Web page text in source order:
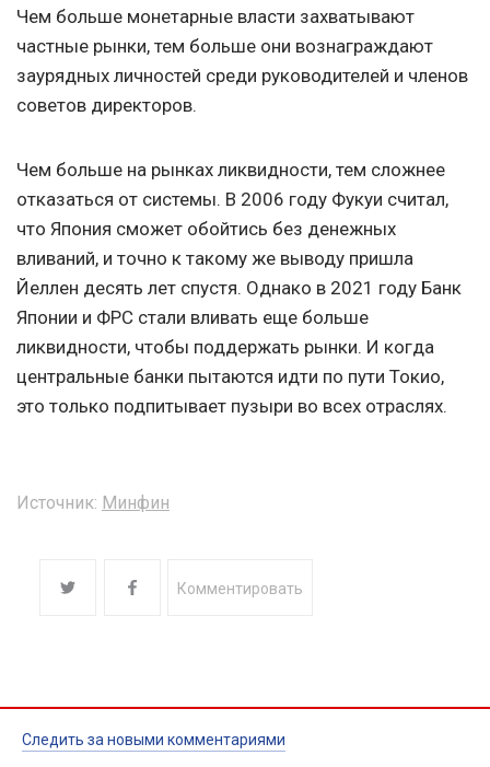
Чем больше монетарные власти захватывают
частные рынки, тем больше они вознаграждают
заурядных личностей среди руководителей и членов
советов директоров.
Чем больше на рынках ликвидности, тем сложнее
отказаться от системы. В 2006 году Фукуи считал,
что Япония сможет обойтись без денежных
вливаний, и точно к такому же выводу пришла
Йеллен десять лет спустя. Однако в 2021 году Банк
Японии и ФРС стали вливать еще больше
ликвидности, чтобы поддержать рынки. И когда
центральные банки пытаются идти по пути Токио,
это только подпитывает пузыри во всех отраслях.
Источник: Минфин
Комментировать
Следить за новыми комментариями